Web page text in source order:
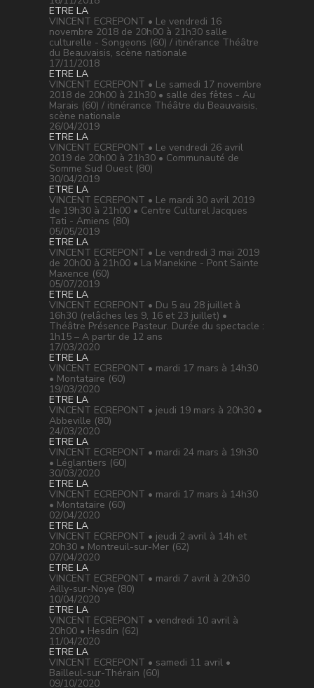
ETRE LA
VINCENT ECREPONT • Le vendredi 16
novembre 2018 de 20h00 à 21h30 salle
culturelle - Songeons (60) / itinérance Théâtre
du Beauvaisis, scène nationale
17/11/2018
ETRE LA
VINCENT ECREPONT • Le samedi 17 novembre
2018 de 20h00 à 21h30 • salle des fêtes - Au
Marais (60) / itinérance Théâtre du Beauvaisis,
scène nationale
26/04/2019
ETRE LA
VINCENT ECREPONT • Le vendredi 26 avril
2019 de 20h00 à 21h30 • Communauté de
Somme Sud Ouest (80)
30/04/2019
ETRE LA
VINCENT ECREPONT • Le mardi 30 avril 2019
de 19h30 à 21h00 • Centre Culturel Jacques
Tati - Amiens (80)
05/05/2019
ETRE LA
VINCENT ECREPONT • Le vendredi 3 mai 2019
de 20h00 à 21h00 • La Manekine - Pont Sainte
Maxence (60)
05/07/2019
ETRE LA
VINCENT ECREPONT • Du 5 au 28 juillet à
16h30 (relâches les 9, 16 et 23 juillet) •
Théâtre Présence Pasteur. Durée du spectacle :
1h15 – A partir de 12 ans
17/03/2020
ETRE LA
VINCENT ECREPONT • mardi 17 mars à 14h30
• Montataire (60)
19/03/2020
ETRE LA
VINCENT ECREPONT • jeudi 19 mars à 20h30 •
Abbeville (80)
24/03/2020
ETRE LA
VINCENT ECREPONT • mardi 24 mars à 19h30
• Léglantiers (60)
30/03/2020
ETRE LA
VINCENT ECREPONT • mardi 17 mars à 14h30
• Montataire (60)
02/04/2020
ETRE LA
VINCENT ECREPONT • jeudi 2 avril à 14h et
20h30 • Montreuil-sur-Mer (62)
07/04/2020
ETRE LA
VINCENT ECREPONT • mardi 7 avril à 20h30
Ailly-sur-Noye (80)
10/04/2020
ETRE LA
VINCENT ECREPONT • vendredi 10 avril à
20h00 • Hesdin (62)
11/04/2020
ETRE LA
VINCENT ECREPONT • samedi 11 avril •
Bailleul-sur-Thérain (60)
09/10/2020